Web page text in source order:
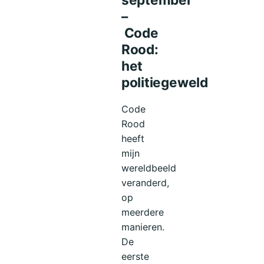
–
Code
Rood:
het
politiegeweld
Code
Rood
heeft
mijn
wereldbeeld
veranderd,
op
meerdere
manieren.
De
eerste